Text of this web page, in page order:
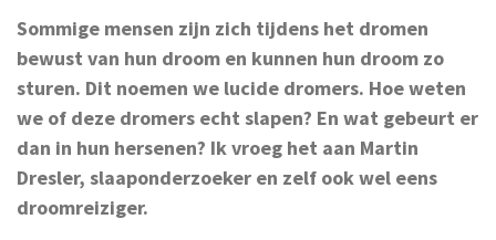
Sommige mensen zijn zich tijdens het dromen
bewust van hun droom en kunnen hun droom zo
sturen. Dit noemen we lucide dromers. Hoe weten
we of deze dromers echt slapen? En wat gebeurt er
dan in hun hersenen? Ik vroeg het aan Martin
Dresler, slaaponderzoeker en zelf ook wel eens
droomreiziger.